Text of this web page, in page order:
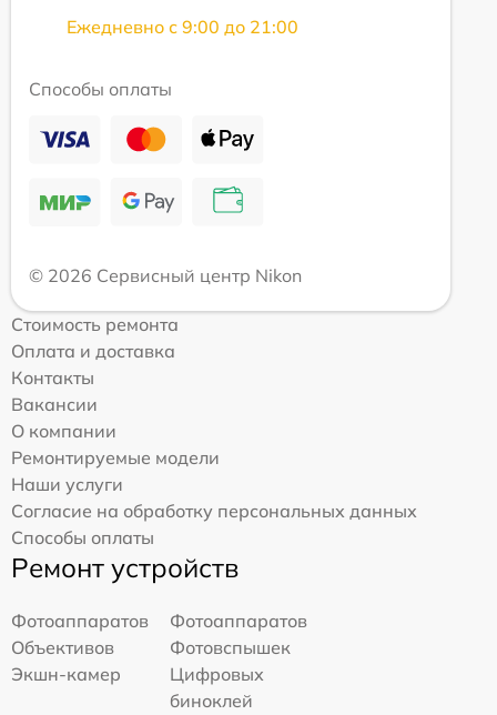
Ежедневно с 9:00 до 21:00
Способы оплаты
© 2026 Сервисный центр Nikon
Стоимость ремонта
Оплата и доставка
Контакты
Вакансии
О компании
Ремонтируемые модели
Наши услуги
Согласие на обработку персональных данных
Способы оплаты
Ремонт устройств
Фотоаппаратов
Фотоаппаратов
Объективов
Фотовспышек
Экшн-камер
Цифровых
биноклей